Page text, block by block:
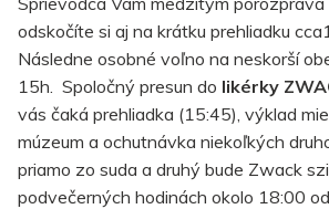
odskočíte si aj na krátku prehliadku
Následne osobné voľno na neskorší
15h. Spoločný presun do likérky
vás čaká prehliadka (15:45), výklad
múzeum a ochutnávka niekoľkých
priamo zo suda a druhý bude Zwack
podvečerných hodinách okolo 18:00